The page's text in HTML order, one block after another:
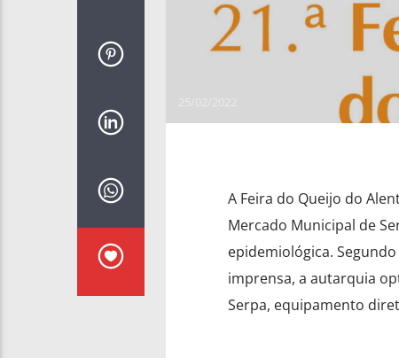
A Feira do Queijo do
Mercado Municipal de
epidemiológica.
imprensa, a autarquia
Serpa, equipamento